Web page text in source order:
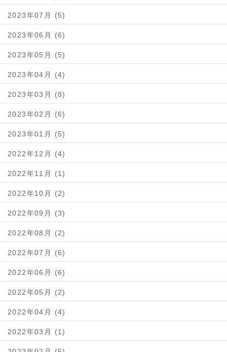
2023年07月 (5)
2023年06月 (6)
2023年05月 (5)
2023年04月 (4)
2023年03月 (8)
2023年02月 (6)
2023年01月 (5)
2022年12月 (4)
2022年11月 (1)
2022年10月 (2)
2022年09月 (3)
2022年08月 (2)
2022年07月 (6)
2022年06月 (6)
2022年05月 (2)
2022年04月 (4)
2022年03月 (1)